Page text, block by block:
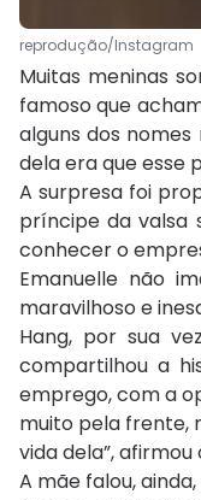
reprodução/Instagram
Muitas meninas
famoso que
alguns dos nomes
dela era que esse
A surpresa foi
príncipe da valsa
conhecer o
Emanuelle não
maravilhoso e
Hang, por sua
compartilhou a
emprego, com a
muito pela frente,
vida dela”,
A mãe falou,